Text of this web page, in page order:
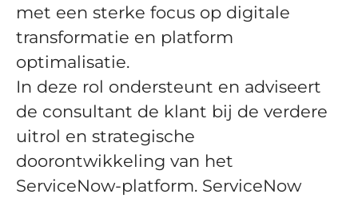
met een sterke focus op digitale
transformatie en platform
optimalisatie.
In deze rol ondersteunt en adviseert
de consultant de klant bij de verdere
uitrol en strategische
doorontwikkeling van het
ServiceNow-platform. ServiceNow